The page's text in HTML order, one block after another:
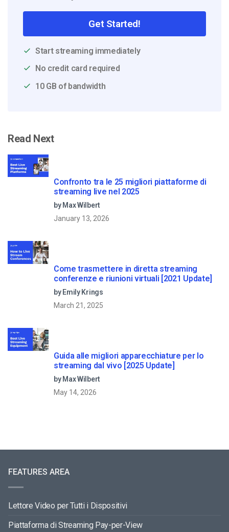
Get Started!
Start streaming immediately
No credit card required
10 GB of bandwidth
Read Next
Confronto tra le 25 migliori piattaforme di
streaming live nel 2025
by Max Wilbert
January 13, 2026
Come trasmettere in diretta streaming
conferenze e riunioni virtuali [2021 Update]
by Emily Krings
March 21, 2025
Guida alle migliori apparecchiature per lo
streaming dal vivo [2025 Update]
by Max Wilbert
May 14, 2026
FEATURES AREA
Lettore Video per Tutti i Dispositivi
Piattaforma di Streaming Pay-per-View